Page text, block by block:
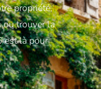
propriété,
ou trouver la
est là pour